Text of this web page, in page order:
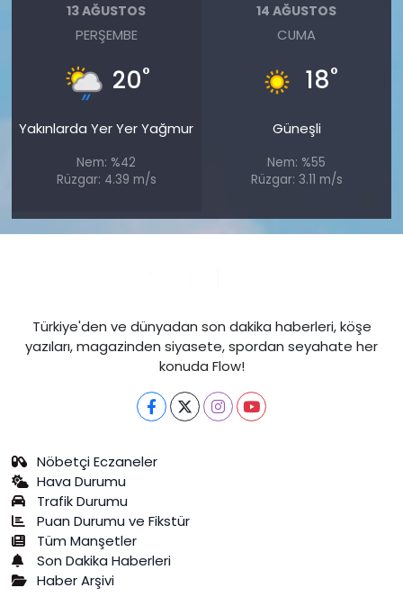
13 AĞUSTOS
PERŞEMBE
20°
Yakınlarda Yer Yer Yağmur
Nem: %42
Rüzgar: 4.39 m/s
14 AĞUSTOS
CUMA
18°
Güneşli
Nem: %55
Rüzgar: 3.11 m/s
Türkiye'den ve dünyadan son dakika haberleri, köşe
yazıları, magazinden siyasete, spordan seyahate her
konuda Flow!
Nöbetçi Eczaneler
Hava Durumu
Trafik Durumu
Puan Durumu ve Fikstür
Tüm Manşetler
Son Dakika Haberleri
Haber Arşivi